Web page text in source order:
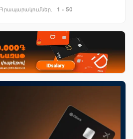
Հրապարակումներ. 1 - 50